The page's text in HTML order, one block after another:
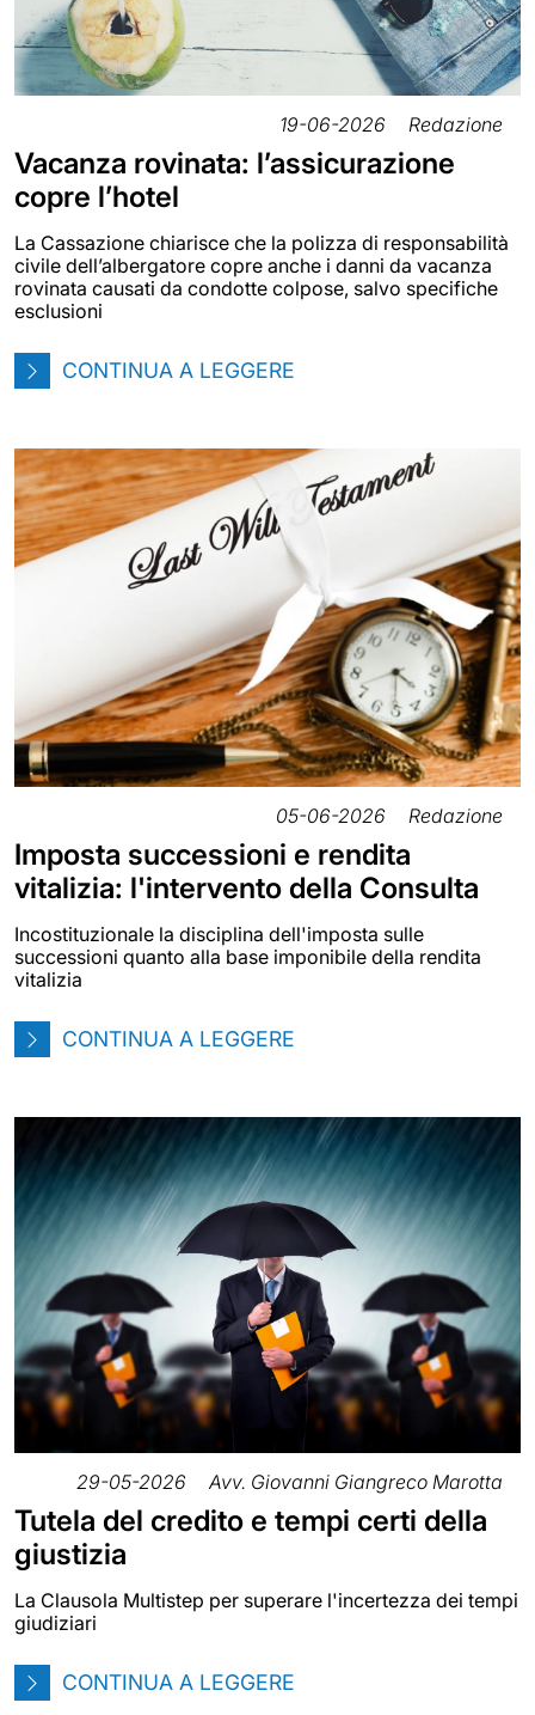
19-06-2026 Redazione
Vacanza rovinata: l’assicurazione
copre l’hotel
La Cassazione chiarisce che la polizza di responsabilità
civile dell’albergatore copre anche i danni da vacanza
rovinata causati da condotte colpose, salvo specifiche
esclusioni
CONTINUA A LEGGERE
05-06-2026 Redazione
Imposta successioni e rendita
vitalizia: l'intervento della Consulta
Incostituzionale la disciplina dell'imposta sulle
successioni quanto alla base imponibile della rendita
vitalizia
CONTINUA A LEGGERE
29-05-2026 Avv. Giovanni Giangreco Marotta
Tutela del credito e tempi certi della
giustizia
La Clausola Multistep per superare l'incertezza dei tempi
giudiziari
CONTINUA A LEGGERE